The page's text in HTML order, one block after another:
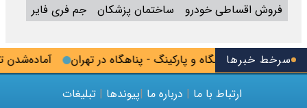
سرخط خبرها آماده‌شدن تفاهم‌نامه‌های آغاز ساخت پناهگاه و پارکینگ - پناهگاه در تهران
فروش اقساطی خودرو
ساختمان پزشکان جم فری فایر
ارتباط با ما | درباره ما |پیوندها | تبلیغات